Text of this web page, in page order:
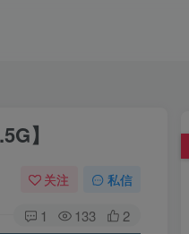
】
关注 私信
1 133 2